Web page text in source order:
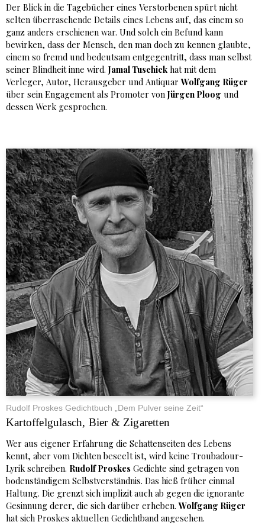
Der Blick in die Tagebücher eines Verstorbenen spürt nicht
selten überraschende Details eines Lebens auf, das einem so
ganz anders erschienen war. Und solch ein Befund kann
bewirken, dass der Mensch, den man doch zu kennen glaubte,
einem so fremd und bedeutsam entgegentritt, dass man selbst
seiner Blindheit inne wird. Jamal Tuschick hat mit dem
Verleger, Autor, Herausgeber und AntiquarWolfgang Rüger
über sein Engagement als Promoter von Jürgen Ploog und
dessen Werk gesprochen.
Rudolf Proskes Gedichtbuch „Dem Pulver seine Zeit“
Kartoffelgulasch, Bier & Zigaretten
Wer aus eigener Erfahrung die Schattenseiten des Lebens
kennt, aber vom Dichten beseelt ist, wird keine Troubadour-
Lyrik schreiben. Rudolf Proskes Gedichte sind getragen von
bodenständigem Selbstverständnis. Das hieß früher einmal
Haltung. Die grenzt sich implizit auch ab gegen die ignorante
Gesinnung derer, die sich darüber erheben.Wolfgang Rüger
hat sich Proskes aktuellen Gedichtband angesehen.